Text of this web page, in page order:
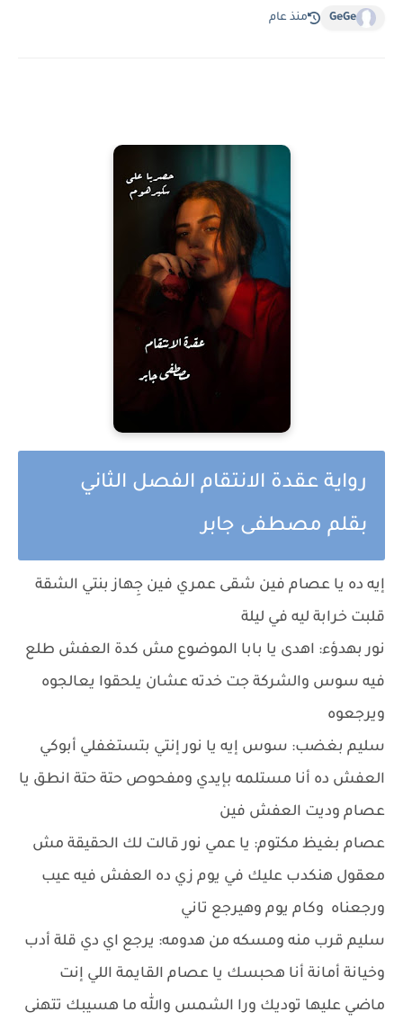
GeGe منذ عام
رواية عقدة الانتقام الفصل الثاني
بقلم مصطفى جابر
إيه ده يا عصام فين شقى عمري فين جِهاز بنتي الشقة
قلبت خرابة ليه في ليلة
نور بهدؤء: اهدى يا بابا الموضوع مش كدة العفش طلع
فيه سوس والشركة جت خدته عشان يلحقوا يعالجوه
ويرجعوه
سليم بغضب: سوس إيه يا نور إنتي بتستغفلي أبوكي
العفش ده أنا مستلمه بإيدي ومفحوص حتة حتة انطق يا
عصام وديت العفش فين
عصام بغيظ مكتوم: يا عمي نور قالت لك الحقيقة مش
معقول هنكدب عليك في يوم زي ده العفش فيه عيب
ورجعناه وكام يوم وهيرجع تاني
سليم قرب منه ومسكه من هدومه: يرجع اي دي قلة أدب
وخيانة أمانة أنا هحبسك يا عصام القايمة اللي إنت
ماضي عليها توديك ورا الشمس والله ما هسيبك تتهنى